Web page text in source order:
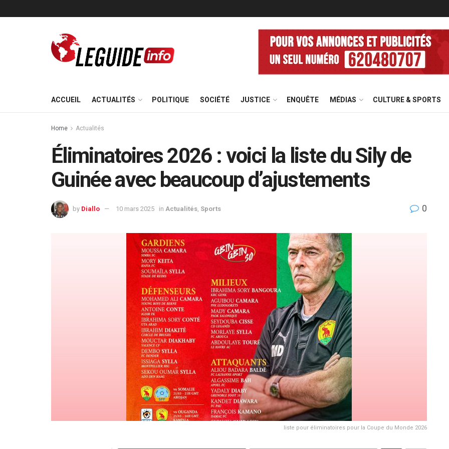
ACCUEIL ACTUALITÉS POLITIQUE SOCIÉTÉ JUSTICE ENQUÊTE MÉDIAS CULTURE & SPORTS
Home Actualités
Éliminatoires 2026 : voici la liste du Sily de
Guinée avec beaucoup d’ajustements
by Diallo 10 mars 2025 in Actualités Sports 0
liste pour éliminatoires pour la Coupe du Monde 2026